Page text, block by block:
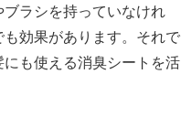
ラシを持っていなけれ
効果があります。それで
も使える消臭シートを活